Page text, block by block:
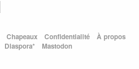
Chapeaux Confidentialité
À propos
Diaspora* Mastodon